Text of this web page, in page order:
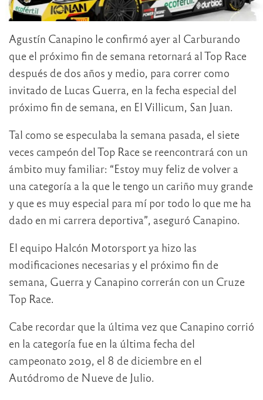
Agustín Canapino le confirmó ayer al Carburando
que el próximo fin de semana retornará al Top Race
después de dos años y medio, para correr como
invitado de Lucas Guerra, en la fecha especial del
próximo fin de semana, en El Villicum, San Juan.
Tal como se especulaba la semana pasada, el siete
veces campeón del Top Race se reencontrará con un
ámbito muy familiar: “Estoy muy feliz de volver a
una categoría a la que le tengo un cariño muy grande
y que es muy especial para mí por todo lo que me ha
dado en mi carrera deportiva”, aseguró Canapino.
El equipo Halcón Motorsport ya hizo las
modificaciones necesarias y el próximo fin de
semana, Guerra y Canapino correrán con un Cruze
Top Race.
Cabe recordar que la última vez que Canapino corrió
en la categoría fue en la última fecha del
campeonato 2019, el 8 de diciembre en el
Autódromo de Nueve de Julio.